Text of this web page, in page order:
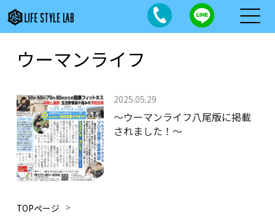
ウーマンライフ
2025.05.29
～ウーマンライフ八尾版に掲載
されました！～
TOPページ